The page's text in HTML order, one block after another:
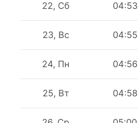
22, Сб 04:53
23, Вс 04:55
24, Пн 04:56
25, Вт 04:58